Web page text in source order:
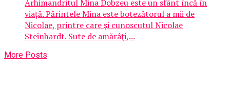
Arhimandritul Mina Dobzeu este un sfânt încă în
viaţă. Părintele Mina este botezătorul a mii de
Nicolae, printre care şi cunoscutul Nicolae
Steinhardt. Sute de amărâţi,...
More Posts